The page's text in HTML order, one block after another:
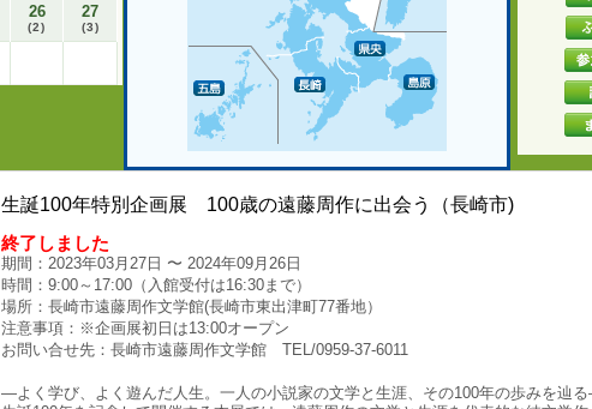
26
(2)
27
(3)
生誕100年特別企画展 100歳の遠藤周作に出会う（長崎市)
終了しました
期間：2023年03月27日 〜 2024年09月26日
時間：9:00～17:00（入館受付は16:30まで）
場所：長崎市遠藤周作文学館(長崎市東出津町77番地）
注意事項：※企画展初日は13:00オープン
お問い合せ先：長崎市遠藤周作文学館 TEL/0959-37-6011
―よく学び、よく遊んだ人生。一人の小説家の文学と生涯、その100年の歩みを辿